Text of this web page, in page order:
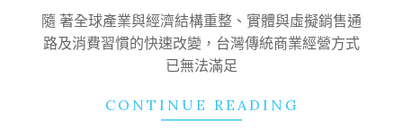
13
隨 著全球產業與經濟結構重整、實體與虛擬銷售通
路及消費習慣的快速改變，台灣傳統商業經營方式
已無法滿足
CONTINUE READING